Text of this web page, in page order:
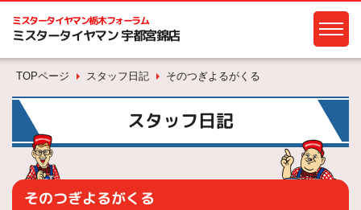
ミスタータイヤマン栃木フォーラム
ミスタータイヤマン 宇都宮錦店
TOPページ スタッフ日記 そのつぎよるがくる
スタッフ日記
そのつぎよるがくる